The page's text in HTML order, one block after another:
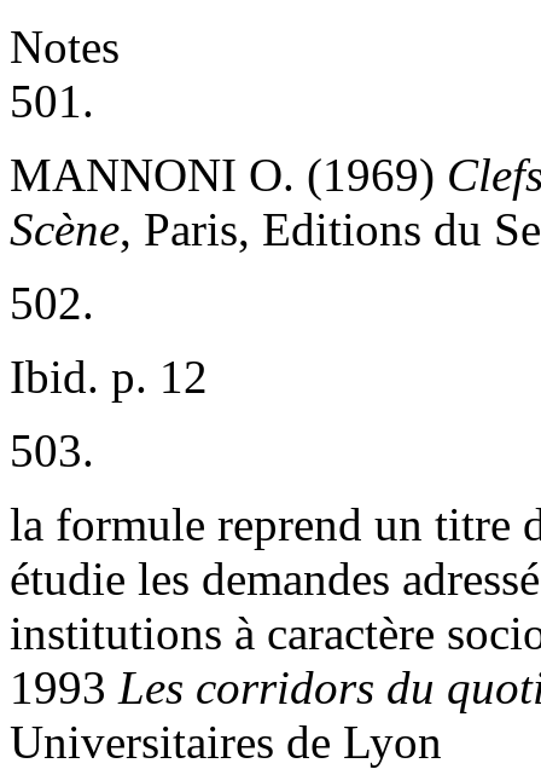
Notes
501.
MANNONI O. (1969)
Scène, Paris, Editions du
502.
Ibid. p. 12
503.
la formule reprend un titre
étudie les demandes
institutions à caractère
1993 Les corridors du
Universitaires de Lyon